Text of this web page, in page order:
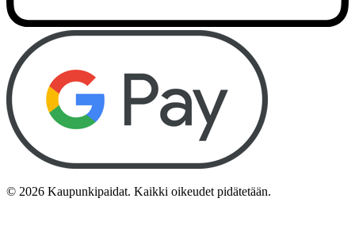
© 2026 Kaupunkipaidat. Kaikki oikeudet pidätetään.